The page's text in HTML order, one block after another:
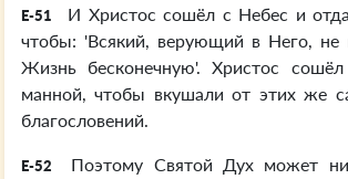
E-51
И Христос сошёл с Небес и
чтобы: 'Всякий, верующий в Него, не
Жизнь бесконечную'. Христос
манной, чтобы вкушали от этих же
благословений.
E-52
Поэтому Святой Дух может